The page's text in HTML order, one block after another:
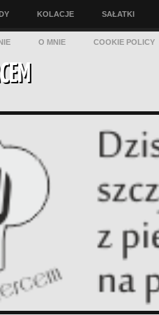
KOLACJE SAŁATKI
O MNIE COOKIE POLICY